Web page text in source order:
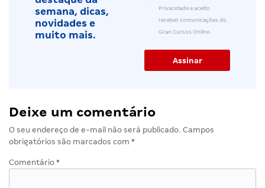
semana, dicas,
novidades e
muito mais.
Privacidade e aceito
receber comunicações do
Gran Cursos Online.
Deixe um comentário
O seu endereço de e-mail não será publicado. Campos
obrigatórios são marcados com *
Comentário *